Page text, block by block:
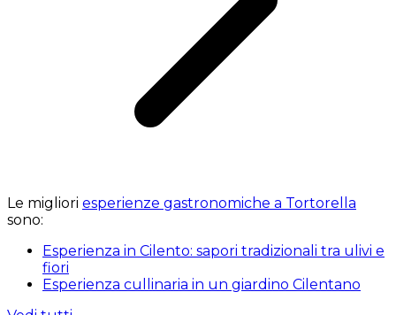
Le migliori esperienze gastronomiche a Tortorella
sono:
Esperienza in Cilento: sapori tradizionali tra ulivi e
fiori
Esperienza cullinaria in un giardino Cilentano